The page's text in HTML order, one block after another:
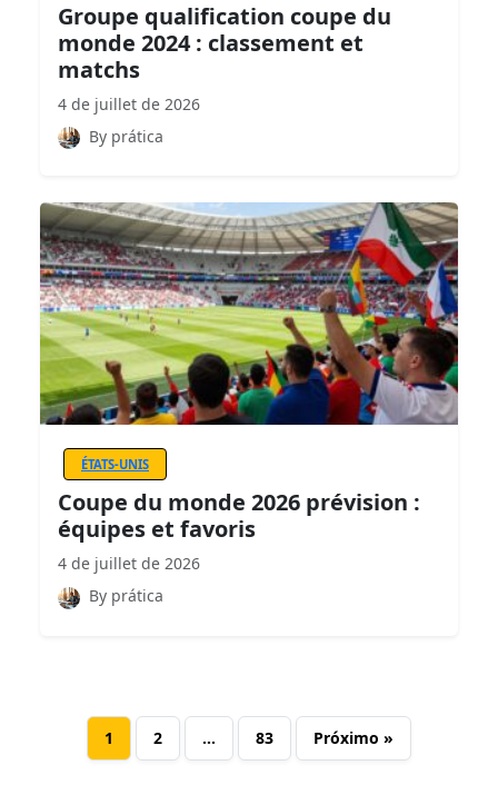
Groupe qualification coupe du
monde 2024 : classement et
matchs
4 de juillet de 2026
By prática
ÉTATS-UNIS
Coupe du monde 2026 prévision :
équipes et favoris
4 de juillet de 2026
By prática
1 2 … 83 Próximo »